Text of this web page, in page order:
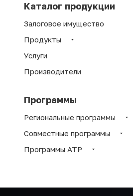
Каталог продукции
Залоговое имущество
Продукты
Услуги
Производители
Программы
Региональные программы
Совместные программы
Программы АТР